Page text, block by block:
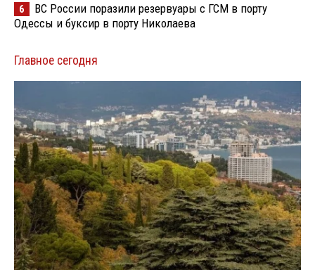
6
ВС России поразили резервуары с ГСМ в порту
Одессы и буксир в порту Николаева
Главное сегодня